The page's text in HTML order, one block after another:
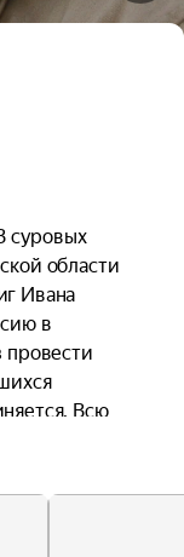
суровых
области
Ивана
в
провести
Всю
по